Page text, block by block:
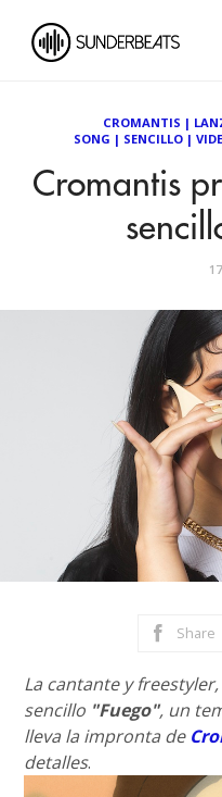
CROMANTIS |
SONG | SENCILLO |
Cromantis
Share
La cantante y
sencillo "Fuego", un
lleva la impronta de
detalles.